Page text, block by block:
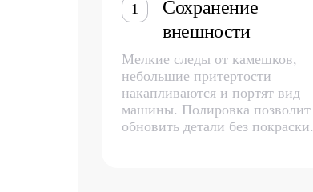
1
Сохранение
внешности
Мелкие следы от камешков,
небольшие притертости
накапливаются и портят вид
машины. Полировка позволит
обновить детали без покраски.